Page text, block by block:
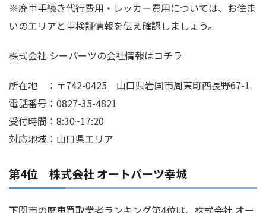
※廃車手続き代行費用・レッカー費用については、お住ま
いのエリアと車検証情報を伝え確認しましょう。
株式会社 シーパーツの会社情報はコチラ
所在地 ：〒742-0425 山口県岩国市周東町西長野67-1
電話番号：0827-35-4821
受付時間：8:30~17:20
対応地域：山口県エリア
第4位 株式会社 オートパーツ幸城
下関市の廃車買取業者ランキング第4位は、株式会社 オー